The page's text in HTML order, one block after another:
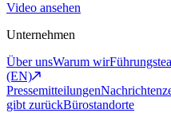
Video ansehen
Unternehmen
Über unsWarum wir
(EN)
Pressemitteilungen
gibt zurückBürostandorte